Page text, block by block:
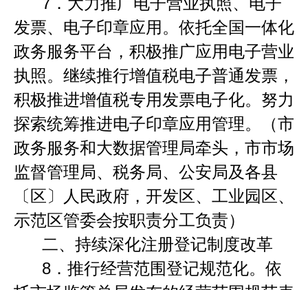
发票、电子印章应用。依托全国一体化
政务服务平台，积极推广应用电子营业
执照。继续推行增值税电子普通发票，
积极推进增值税专用发票电子化。努力
探索统筹推进电子印章应用管理。（市
政务服务和大数据管理局牵头，市市场
监督管理局、税务局、公安局及各县
〔区〕人民政府，开发区、工业园区、
示范区管委会按职责分工负责）
二、持续深化注册登记制度改革
8． 推行经营范围登记规范化。依